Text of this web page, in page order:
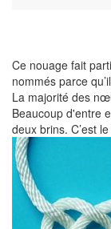
Ce nouage fait
nommés parce
La majorité des
Beaucoup d'entre
deux brins. C’est